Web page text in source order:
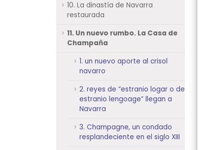
10. La dinastía de Navarra
restaurada
11. Un nuevo rumbo. La Casa de
Champaña
1. un nuevo aporte al crisol
navarro
2. reyes de “estranio logar o de
estranio lengoage” llegan a
Navarra
3. Champagne, un condado
resplandeciente en el siglo XIII